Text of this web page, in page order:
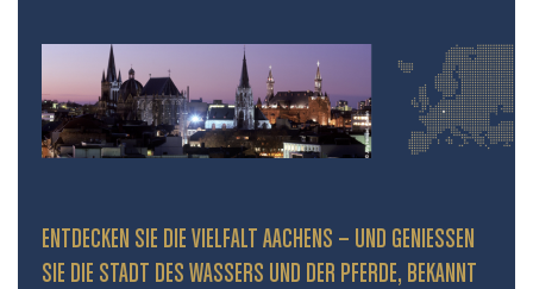
ENTDECKEN SIE DIE VIELFALT AACHENS – UND GENIESSEN S
IE DIE STADT DES WASSERS UND DER PFERDE, BEKANNT D